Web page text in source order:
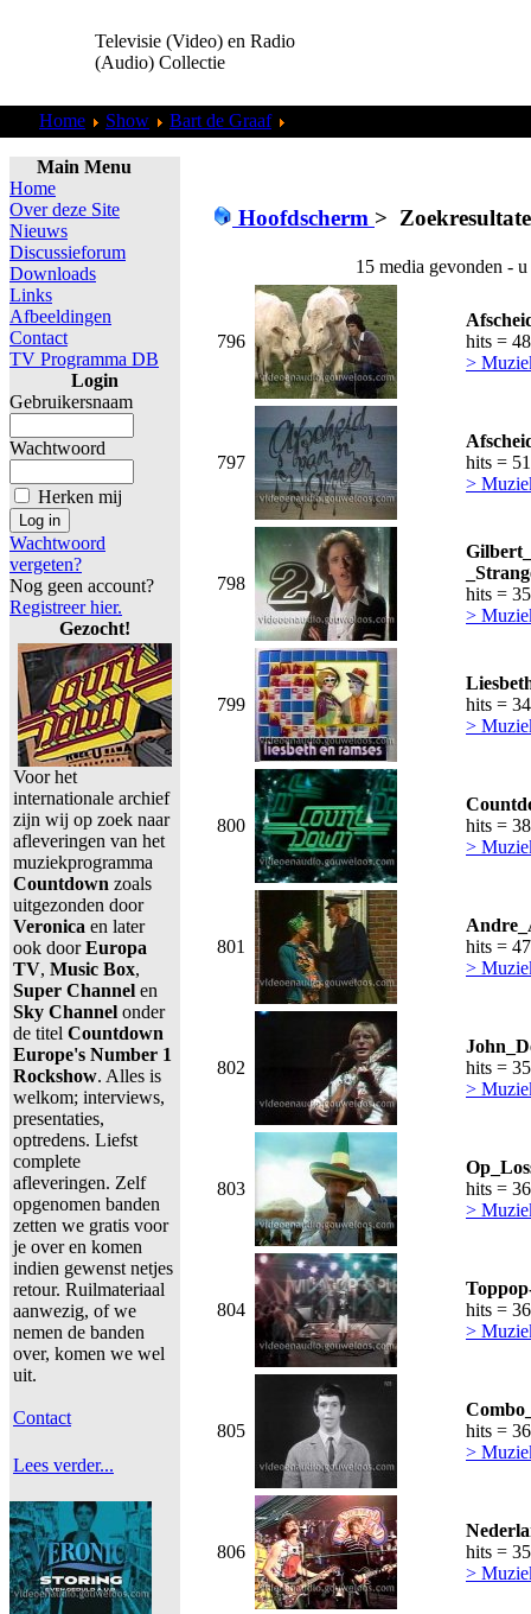
Televisie (Video) en Radio
(Audio) Collectie
Home Show Bart de Graaf
Main Menu
Home
Over deze Site
Nieuws
Discussieforum
Downloads
Links
Afbeeldingen
Contact
TV Programma DB
Login
Gebruikersnaam
Wachtwoord
Herken mij
Wachtwoord
vergeten?
Nog geen account?
Registreer hier.
Gezocht!
Voor het
internationale archief
zijn wij op zoek naar
afleveringen van het
muziekprogramma
Countdown zoals
uitgezonden door
Veronica en later
ook doorEuropa
TV, Music Box,
Super Channel en
Sky Channel onder
de titel Countdown
Europe's Number 1
Rockshow. Alles is
welkom; interviews,
presentaties,
optredens. Liefst
complete
afleveringen. Zelf
opgenomen banden
zetten we gratis voor
je over en komen
indien gewenst netjes
retour. Ruilmateriaal
aanwezig, of we
nemen de banden
over, komen we wel
uit.
Contact
Lees verder...
Hoofdscherm >
15 media gevonden -
796
hits =
>
797
hits =
>
798
hits =
>
799
hits =
>
800
hits =
>
801
hits =
>
802
hits =
>
803
hits =
>
804
hits =
>
805
hits =
>
806
hits =
>